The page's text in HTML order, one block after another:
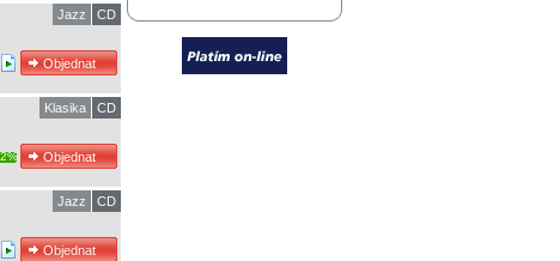
CD
Jazz
CD
Klasika
CD
Jazz